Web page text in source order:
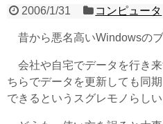
2006/1/31 コンピュータ
昔から悪名高いWindowsのブ
会社や自宅でデータを行き
ちらでデータを更新しても同
できるというスグレモノらしい